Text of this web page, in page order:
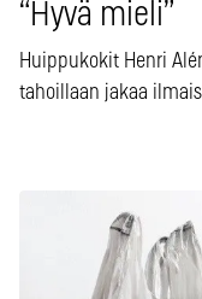
“Hyvä mieli”
Huippukokit Henri
tahoillaan jakaa